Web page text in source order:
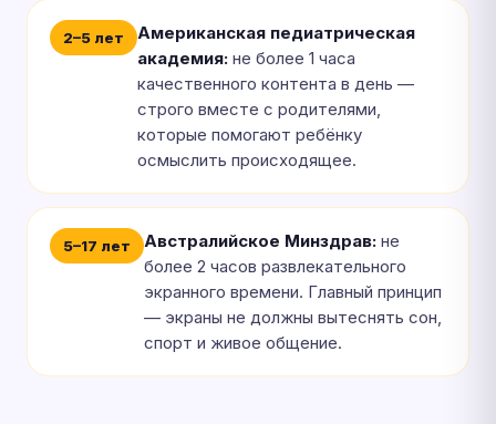
2–5 лет
Американская педиатрическая
академия: не более 1 часа
качественного контента в день —
строго вместе с родителями,
которые помогают ребёнку
осмыслить происходящее.
5–17 лет Австралийское Минздрав: не
более 2 часов развлекательного
экранного времени. Главный принцип
— экраны не должны вытеснять сон,
спорт и живое общение.